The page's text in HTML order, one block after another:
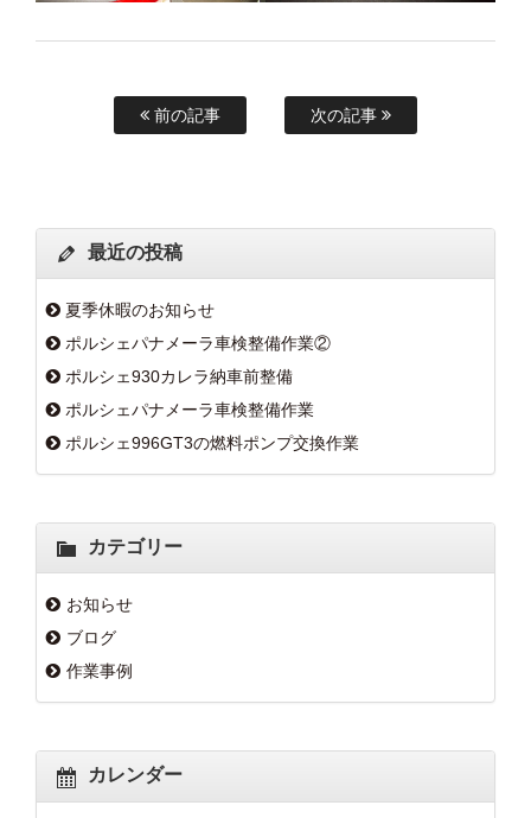
前の記事 次の記事
最近の投稿
夏季休暇のお知らせ
ポルシェパナメーラ車検整備作業②
ポルシェ930カレラ納車前整備
ポルシェパナメーラ車検整備作業
ポルシェ996GT3の燃料ポンプ交換作業
カテゴリー
お知らせ
ブログ
作業事例
カレンダー